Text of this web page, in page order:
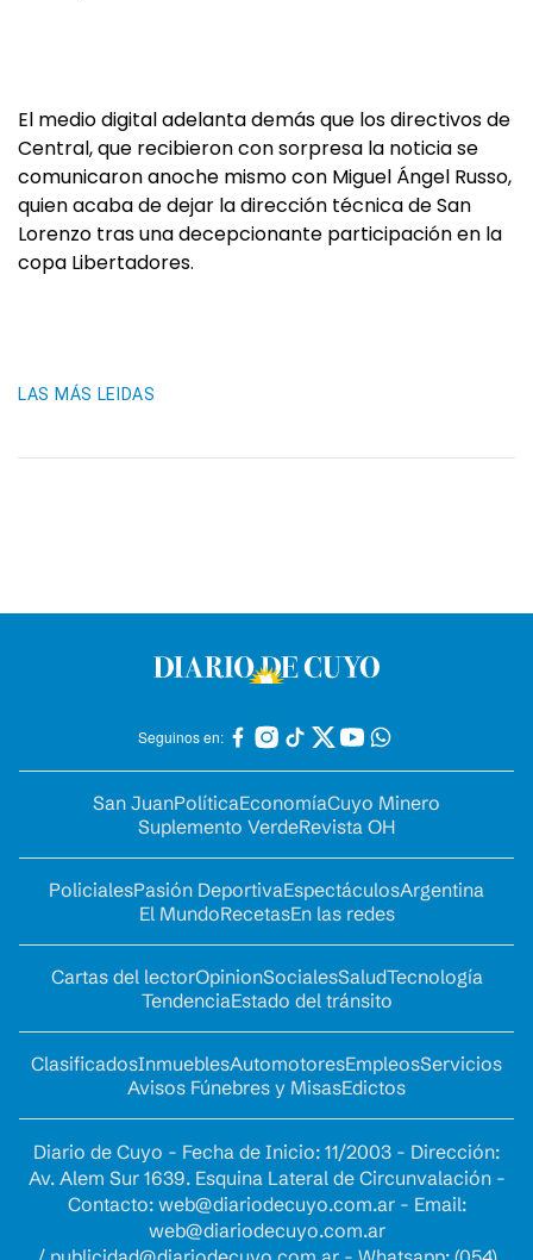
El medio digital adelanta demás que los directivos de
Central, que recibieron con sorpresa la noticia se
comunicaron anoche mismo con Miguel Ángel Russo,
quien acaba de dejar la dirección técnica de San
Lorenzo tras una decepcionante participación en la
copa Libertadores.
LAS MÁS LEIDAS
Seguinos en:
San JuanPolíticaEconomíaCuyo Minero
Suplemento VerdeRevista OH
PolicialesPasión DeportivaEspectáculosArgentina
El MundoRecetasEn las redes
Cartas del lectorOpinionSocialesSaludTecnología
TendenciaEstado del tránsito
ClasificadosInmueblesAutomotoresEmpleosServicios
Avisos Fúnebres y MisasEdictos
Diario de Cuyo - Fecha de Inicio: 11/2003 - Dirección:
Av. Alem Sur 1639. Esquina Lateral de Circunvalación -
Contacto: web@diariodecuyo.com.ar- Email:
web@diariodecuyo.com.ar